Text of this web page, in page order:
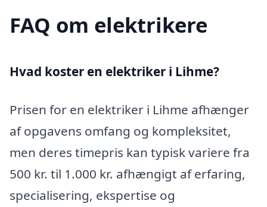
FAQ om elektrikere
Hvad koster en elektriker i Lihme?
Prisen for en elektriker i Lihme afhænger
af opgavens omfang og kompleksitet,
men deres timepris kan typisk variere fra
500 kr. til 1.000 kr. afhængigt af erfaring,
specialisering, ekspertise og